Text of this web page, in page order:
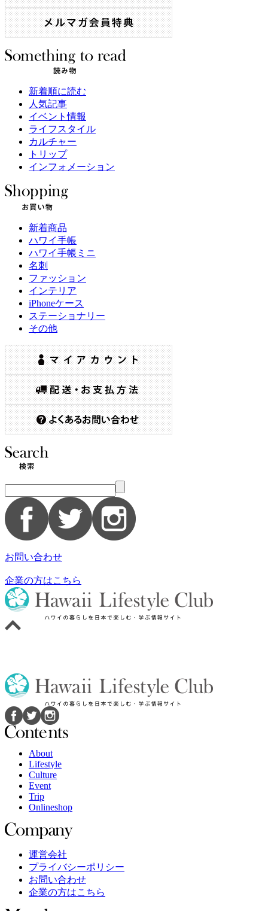
新着順に読む
人気記事
イベント情報
ライフスタイル
カルチャー
トリップ
インフォメーション
新着商品
ハワイ手帳
ハワイ手帳ミニ
名刺
ファッション
インテリア
iPhoneケース
ステーショナリー
その他
お問い合わせ
企業の方はこちら
About
Lifestyle
Culture
Event
Trip
Onlineshop
運営会社
プライバシーポリシー
お問い合わせ
企業の方はこちら